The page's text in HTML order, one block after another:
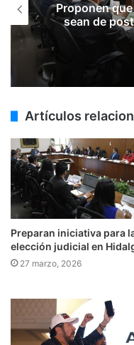
Proponen
sean de
Artículos
Preparan iniciativa para
elección judicial en
27 marzo, 2026